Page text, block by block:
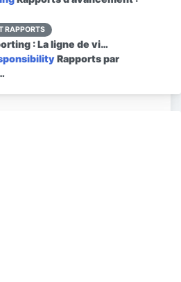
RAPPORTS
: La ligne de vi…
Rapports par